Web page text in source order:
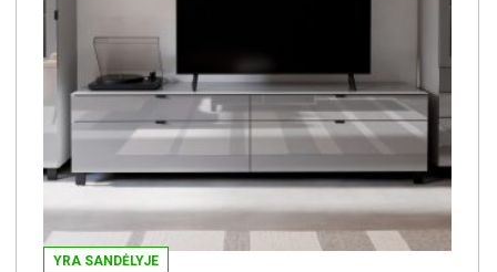
YRA SANDĖLYJE